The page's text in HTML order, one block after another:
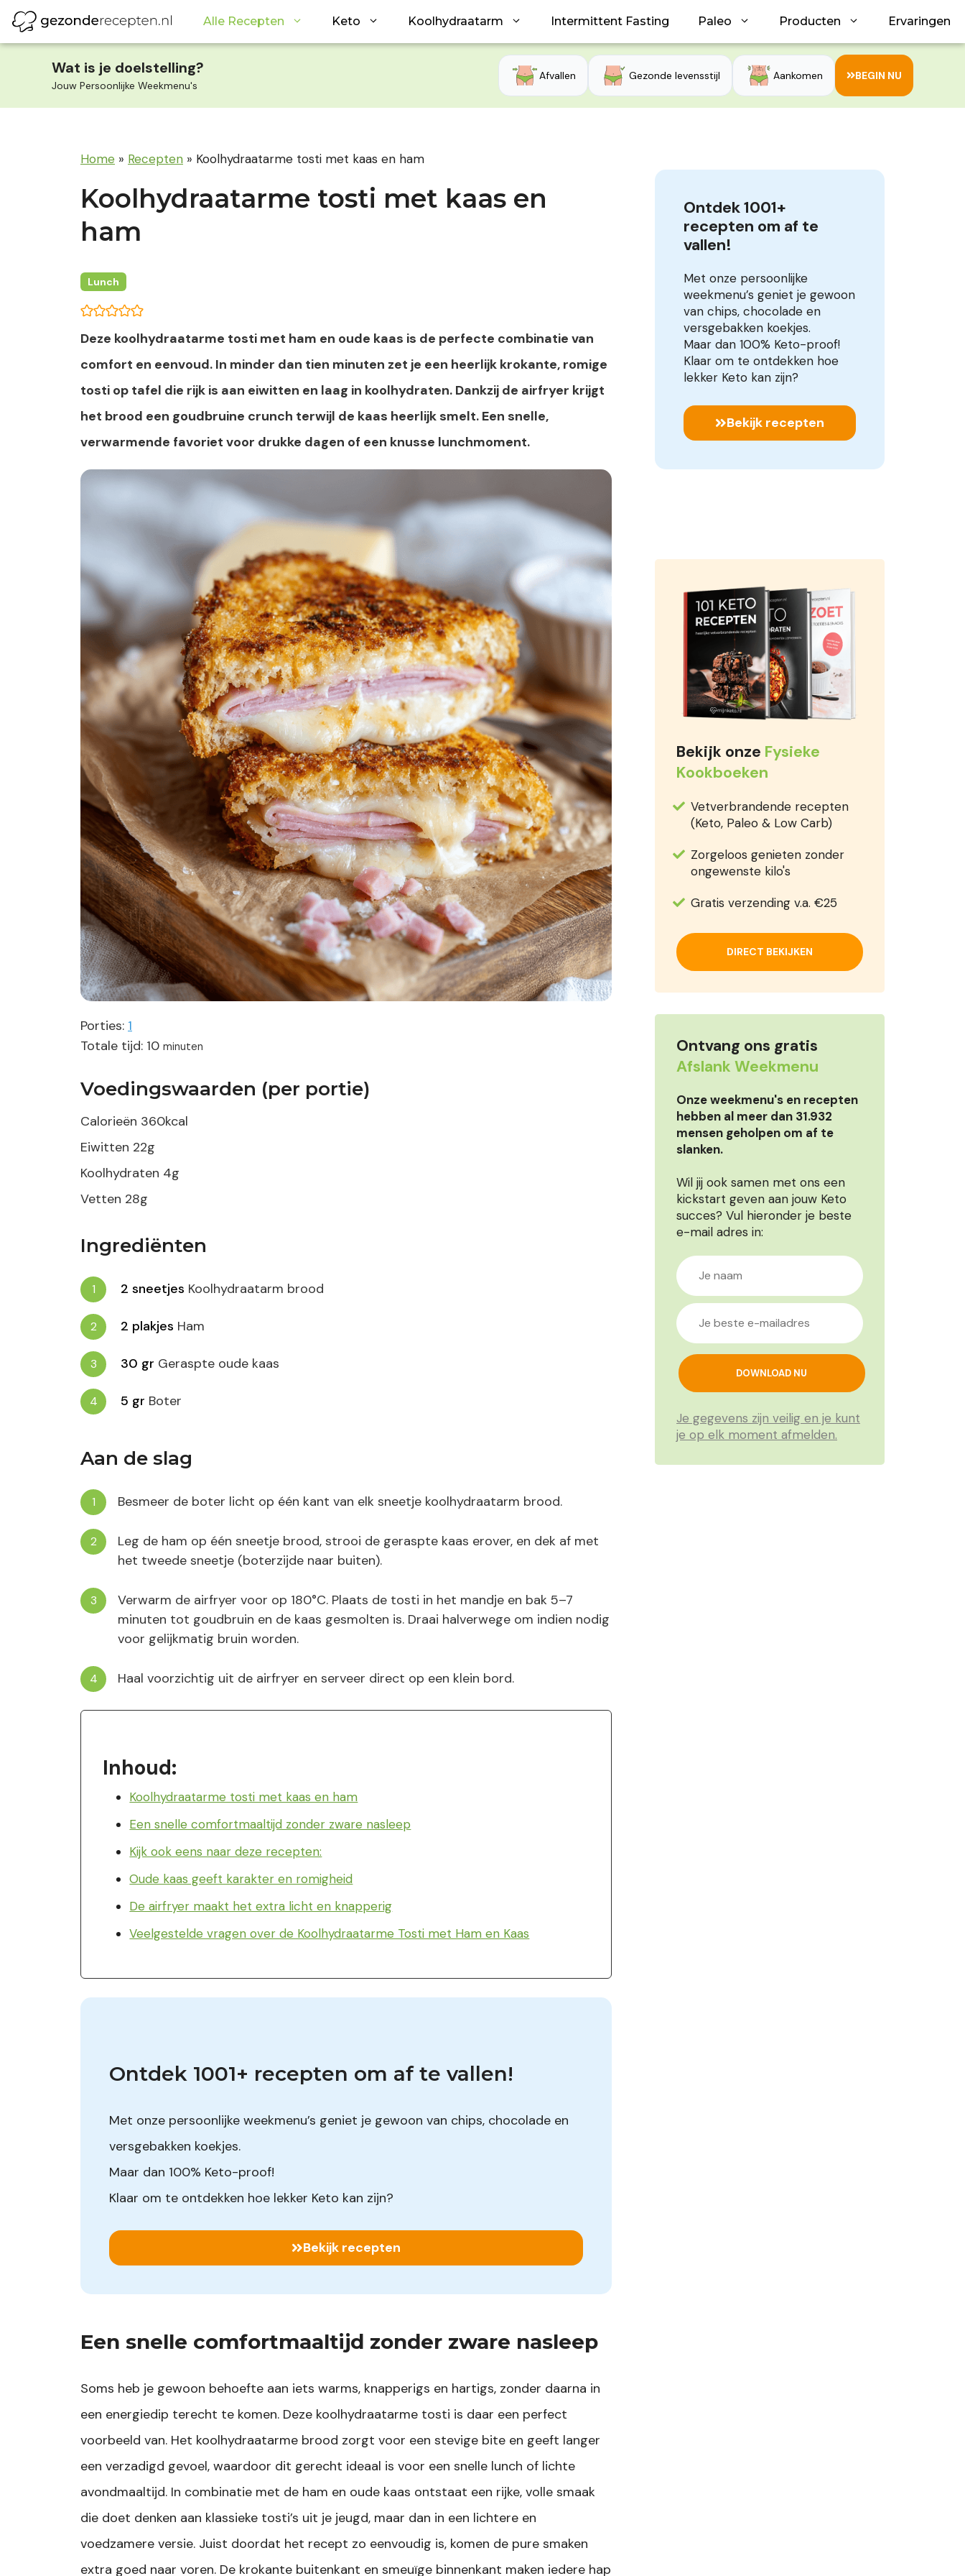
naar
de
Alle Recepten Keto Koolhydraatarm Intermittent Fasting Paleo Producten Ervaringen
Wat is je doelstelling?
Jouw Persoonlijke Weekmenu's
Afvallen Gezonde levensstijl Aankomen BEGIN NU
Home » Recepten » Koolhydraatarme tosti met kaas en ham
Koolhydraatarme tosti met kaas en
ham
Lunch
Deze koolhydraatarme tosti met ham en oude kaas is de perfecte combinatie van
comfort en eenvoud. In minder dan tien minuten zet je een heerlijk krokante, romige
tosti op tafel die rijk is aan eiwitten en laag in koolhydraten. Dankzij de airfryer krijgt
het brood een goudbruine crunch terwijl de kaas heerlijk smelt. Een snelle,
verwarmende favoriet voor drukke dagen of een knusse lunchmoment.
Porties: 1
Totale tijd: 10minuten
minuten
Voedingswaarden (per portie)
Calorieën 360kcal
Eiwitten 22g
Koolhydraten 4g
Vetten 28g
Ingrediënten
2 sneetjes Koolhydraatarm brood
2 plakjes Ham
30 gr Geraspte oude kaas
5 gr Boter
Aan de slag
Besmeer de boter licht op één kant van elk sneetje koolhydraatarm brood.
Leg de ham op één sneetje brood, strooi de geraspte kaas erover, en dek af met
het tweede sneetje (boterzijde naar buiten).
Verwarm de airfryer voor op 180°C. Plaats de tosti in het mandje en bak 5–7
minuten tot goudbruin en de kaas gesmolten is. Draai halverwege om indien nodig
voor gelijkmatig bruin worden.
Haal voorzichtig uit de airfryer en serveer direct op een klein bord.
Inhoud:
Koolhydraatarme tosti met kaas en ham
Een snelle comfortmaaltijd zonder zware nasleep
Kijk ook eens naar deze recepten:
Oude kaas geeft karakter en romigheid
De airfryer maakt het extra licht en knapperig
Veelgestelde vragen over de Koolhydraatarme Tosti met Ham en Kaas
Ontdek 1001+ recepten om af te vallen!
Met onze persoonlijke weekmenu’s geniet je gewoon van chips, chocolade en
versgebakken koekjes.
Maar dan 100% Keto-proof!
Klaar om te ontdekken hoe lekker Keto kan zijn?
Bekijk recepten
Een snelle comfortmaaltijd zonder zware nasleep
Soms heb je gewoon behoefte aan iets warms, knapperigs en hartigs, zonder daarna in
een energiedip terecht te komen. Deze koolhydraatarme tosti is daar een perfect
voorbeeld van. Het koolhydraatarme brood zorgt voor een stevige bite en geeft langer
een verzadigd gevoel, waardoor dit gerecht ideaal is voor een snelle lunch of lichte
avondmaaltijd. In combinatie met de ham en oude kaas ontstaat een rijke, volle smaak
die doet denken aan klassieke tosti’s uit je jeugd, maar dan in een lichtere en
voedzamere versie. Juist doordat het recept zo eenvoudig is, komen de pure smaken
extra goed naar voren. De krokante buitenkant en smeuïge binnenkant maken iedere hap
Ontdek 1001+
recepten om af te
vallen!
Met onze persoonlijke
weekmenu’s geniet je gewoon
van chips, chocolade en
versgebakken koekjes.
Maar dan 100% Keto-proof!
Klaar om te ontdekken hoe
lekker Keto kan zijn?
Bekijk recepten
Bekijk onze Fysieke
Kookboeken
Vetverbrandende recepten
(Keto, Paleo & Low Carb)
Zorgeloos genieten zonder
ongewenste kilo's
Gratis verzending v.a. €25
DIRECT BEKIJKEN
Ontvang ons gratis
Afslank Weekmenu
Onze weekmenu's en recepten
hebben al meer dan 31.932
mensen geholpen om af te
slanken.
Wil jij ook samen met ons een
kickstart geven aan jouw Keto
succes? Vul hieronder je beste
e-mail adres in:
Je gegevens zijn veilig en je kunt
je op elk moment afmelden.